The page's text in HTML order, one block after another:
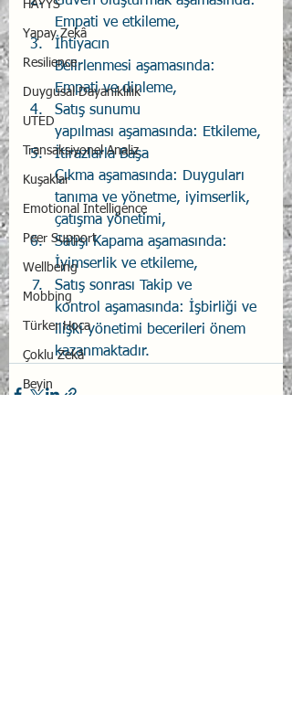
HAYYS
Yapay Zekâ
Resilience
Duygusal Dayanıklılık
UTED
Transaksiyonel Analiz
Kuşaklar
Emotional Intelligence
Peer Support
Wellbeing
Mobbing
Türker Hoca
Çoklu Zekâ
Beyin
Empati ve etkileme,
İhtiyacın
Belirlenmesi aşamasında:
Empati ve dinleme,
Satış sunumu
yapılması aşamasında: Etkileme,
İtirazlarla Başa
Çıkma aşamasında: Duyguları
tanıma ve yönetme, iyimserlik,
çatışma yönetimi,
Satışı Kapama aşamasında:
İyimserlik ve etkileme,
Satış sonrası Takip ve
kontrol aşamasında: İşbirliği ve
ilişki yönetimi becerileri önem
kazanmaktadır.